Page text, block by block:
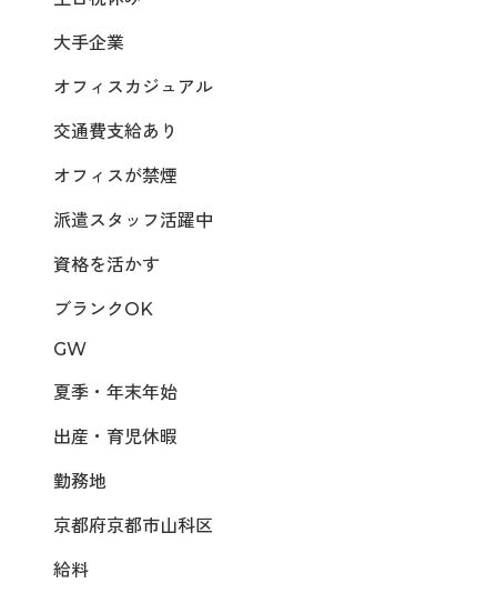
大手企業
オフィスカジュアル
交通費支給あり
オフィスが禁煙
派遣スタッフ活躍中
資格を活かす
ブランクOK
GW
夏季・年末年始
出産・育児休暇
勤務地
京都府京都市山科区
給料